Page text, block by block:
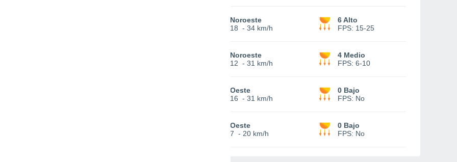
Noroeste
18 - 34 km/h
6 Alto
FPS: 15-25
Noroeste
12 - 31 km/h
4 Medio
FPS: 6-10
Oeste
16 - 31 km/h
0 Bajo
FPS: No
Oeste
7 - 20 km/h
0 Bajo
FPS: No